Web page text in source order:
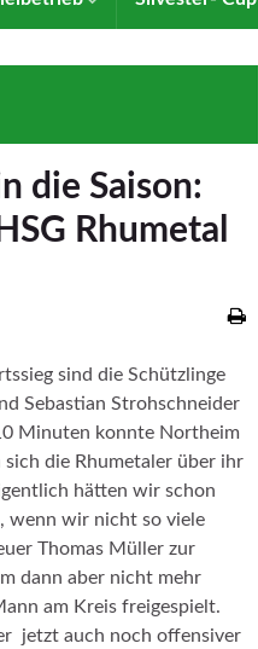
die Saison:
Rhumetal
sind die Schützlinge
Sebastian Strohschneider
Minuten konnte Northeim
die Rhumetaler über ihr
hätten wir schon
wenn wir nicht so viele
Thomas Müller zur
dann aber nicht mehr
am Kreis freigespielt.
jetzt auch noch offensiver